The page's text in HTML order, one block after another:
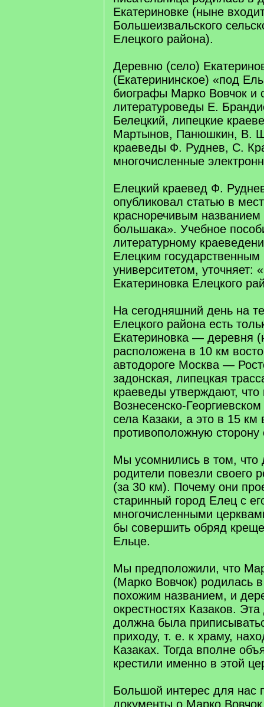
Екатериновке (ныне
Большеизвальского
Елецкого района).
Деревню (село)
(Екатерининское) «под
биографы Марко Вовчок и
литературоведы Е.
Белецкий, липецкие
Мартынов, Панюшкин, В.
краеведы Ф. Руднев, С.
многочисленные
Елецкий краевед Ф.
опубликовал статью в
красноречивым названием
большака». Учебное
литературному
Елецким государственным
университетом, уточняет:
Екатериновка Елецкого
На сегодняшний день на
Елецкого района есть
Екатериновка — деревня
расположена в 10 км
автодороге Москва —
задонская, липецкая
краеведы утверждают,
Вознесенско-
села Казаки, а это в 15 км
противоположную сторону
Мы усомнились в том, что
родители повезли своего
(за 30 км). Почему они
старинный город Елец с
многочисленными
бы совершить обряд
Ельце.
Мы предположили, что
(Марко Вовчок) родилась
похожим названием, и
окрестностях Казаков.
должна была
приходу, т. е. к храму,
Казаках. Тогда вполне
крестили именно в этой
Большой интерес для нас
документы о Марко